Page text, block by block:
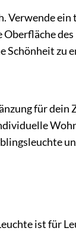
Schönheit zu
für
ist für